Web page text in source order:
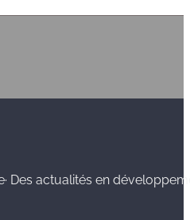
Des actualités en